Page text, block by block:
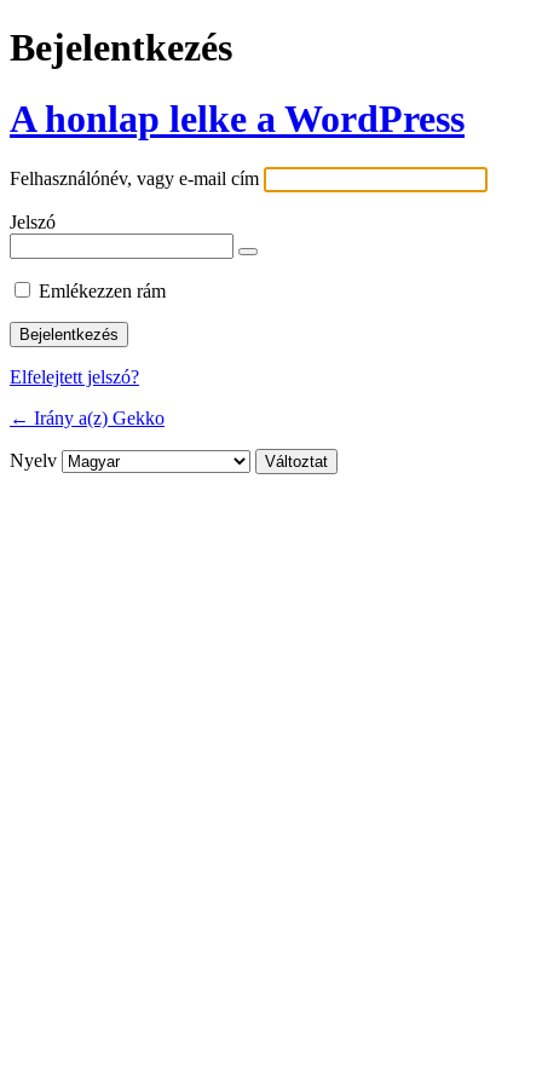
Bejelentkezés
A honlap lelke a WordPress
Felhasználónév, vagy e-mail cím
Jelszó
Emlékezzen rám
Elfelejtett jelszó?
← Irány a(z) Gekko
Nyelv